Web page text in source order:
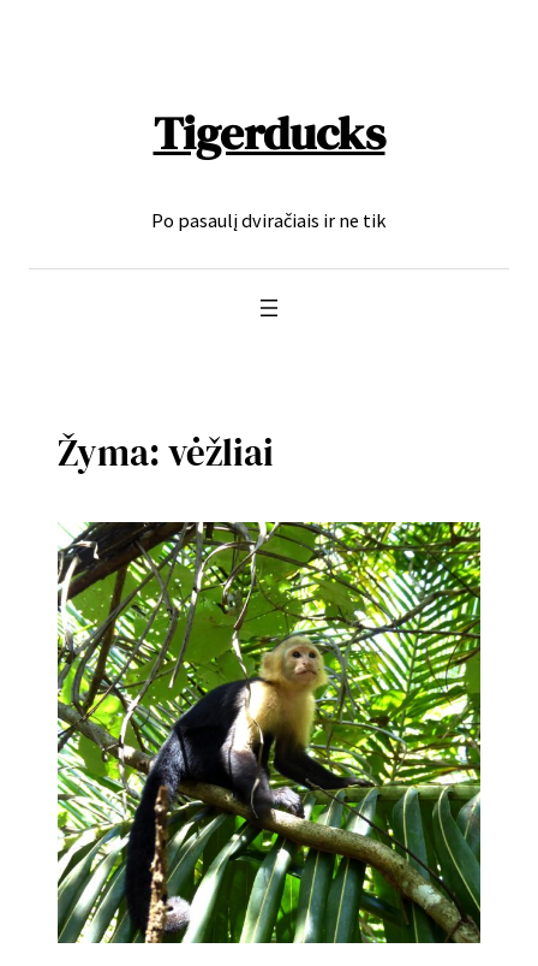
Tigerducks
Po pasaulį dviračiais ir ne tik
Žyma:vėžliai